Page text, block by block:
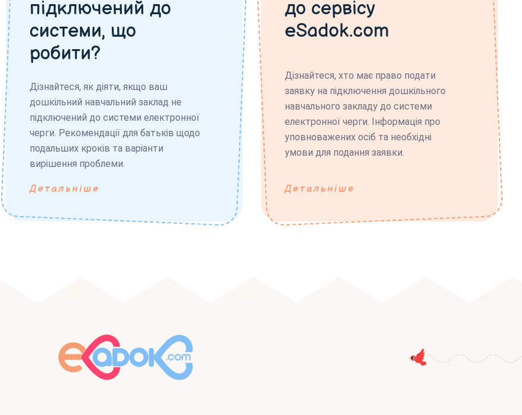
підключений до
системи, що
робити?
Дізнайтеся, як діяти, якщо ваш
дошкільний навчальний заклад не
підключений до системи електронної
черги. Рекомендації для батьків щодо
подальших кроків та варіанти
вирішення проблеми.
Детальніше
до сервісу
eSadok.com
Дізнайтеся, хто має право подати
заявку на підключення дошкільного
навчального закладу до системи
електронної черги. Інформація про
уповноважених осіб та необхідні
умови для подання заявки.
Детальніше